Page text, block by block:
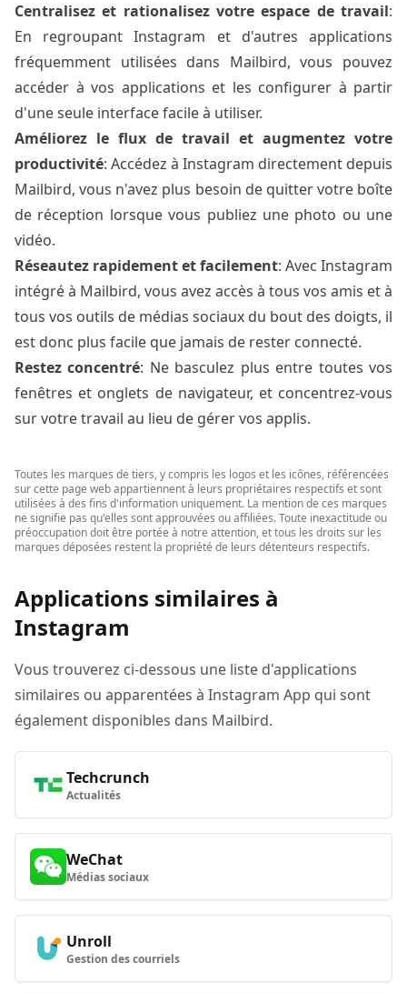
Centralisez et rationalisez votre espace de travail:
En regroupant Instagram et d'autres applications
fréquemment utilisées dans Mailbird, vous pouvez
accéder à vos applications et les configurer à partir
d'une seule interface facile à utiliser.
Améliorez le flux de travail et augmentez votre
productivité: Accédez à Instagram directement depuis
Mailbird, vous n'avez plus besoin de quitter votre boîte
de réception lorsque vous publiez une photo ou une
vidéo.
Réseautez rapidement et facilement: Avec Instagram
intégré à Mailbird, vous avez accès à tous vos amis et à
tous vos outils de médias sociaux du bout des doigts, il
est donc plus facile que jamais de rester connecté.
Restez concentré: Ne basculez plus entre toutes vos
fenêtres et onglets de navigateur, et concentrez-vous
sur votre travail au lieu de gérer vos applis.
Toutes les marques de tiers, y compris les logos et les icônes, référencées
sur cette page web appartiennent à leurs propriétaires respectifs et sont
utilisées à des fins d'information uniquement. La mention de ces marques
ne signifie pas qu'elles sont approuvées ou affiliées. Toute inexactitude ou
préoccupation doit être portée à notre attention, et tous les droits sur les
marques déposées restent la propriété de leurs détenteurs respectifs.
Applications similaires à
Instagram
Vous trouverez ci-dessous une liste d'applications
similaires ou apparentées à Instagram App qui sont
également disponibles dans Mailbird.
Techcrunch
Actualités
WeChat
Médias sociaux
Unroll
Gestion des courriels